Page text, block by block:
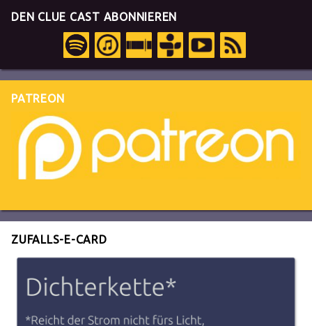
DEN CLUE CAST ABONNIEREN
PATREON
ZUFALLS-E-CARD